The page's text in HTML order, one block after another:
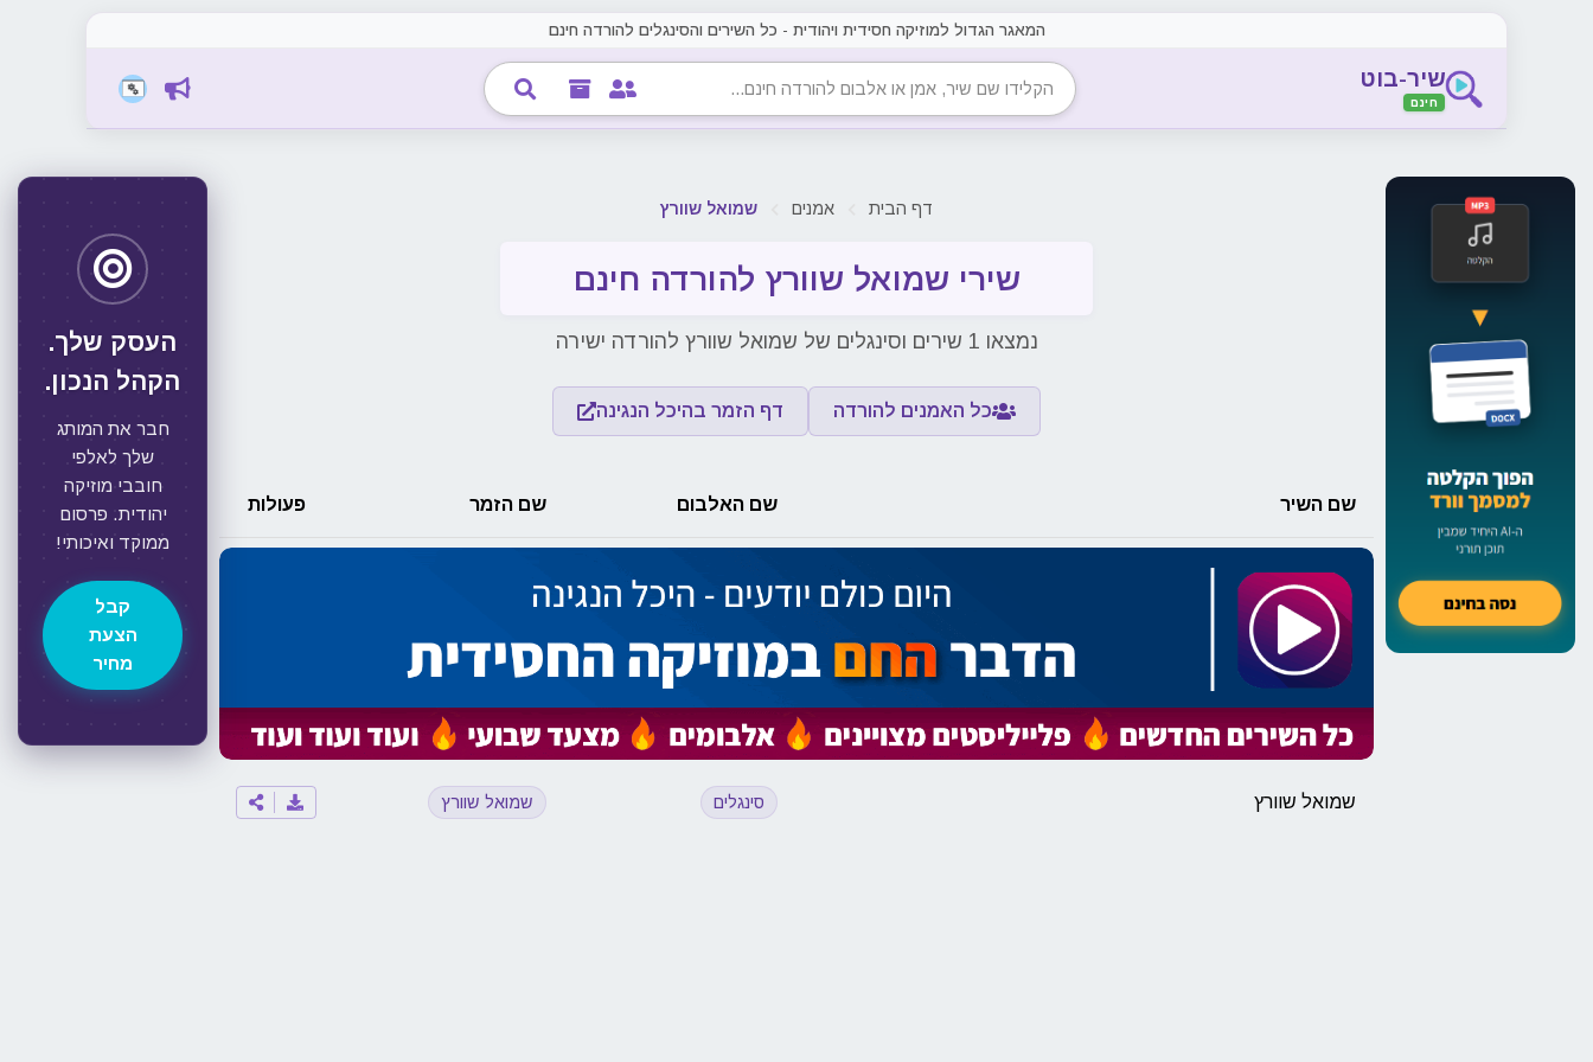
המאגר הגדול למוזיקה חסידית ויהודית - כל השירים והסינגלים להורדה חינם
שיר-בוט
חינם
דף הבית אמנים שמואל שוורץ
שירי שמואל שוורץ להורדה חינם
נמצאו 1 שירים וסינגלים של שמואל שוורץ להורדה ישירה
כל האמנים להורדה דף הזמר בהיכל הנגינה
שם השיר שם האלבום שם הזמר פעולות
שמואל שוורץ סינגלים שמואל שוורץ
העסק שלך.
הקהל הנכון.
חבר את המותג
שלך לאלפי
חובבי מוזיקה
יהודית. פרסום
ממוקד ואיכותי!
קבל
הצעת
מחיר